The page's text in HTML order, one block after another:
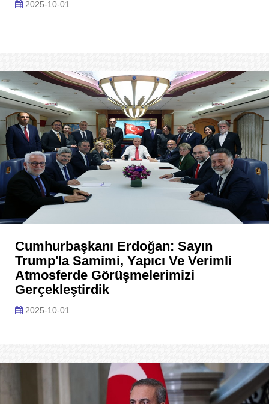
2025-10-01
Cumhurbaşkanı Erdoğan: Sayın
Trump'la Samimi, Yapıcı Ve Verimli
Atmosferde Görüşmelerimizi
Gerçekleştirdik
2025-10-01